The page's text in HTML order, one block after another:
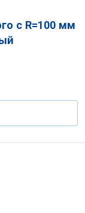
с R=100 мм